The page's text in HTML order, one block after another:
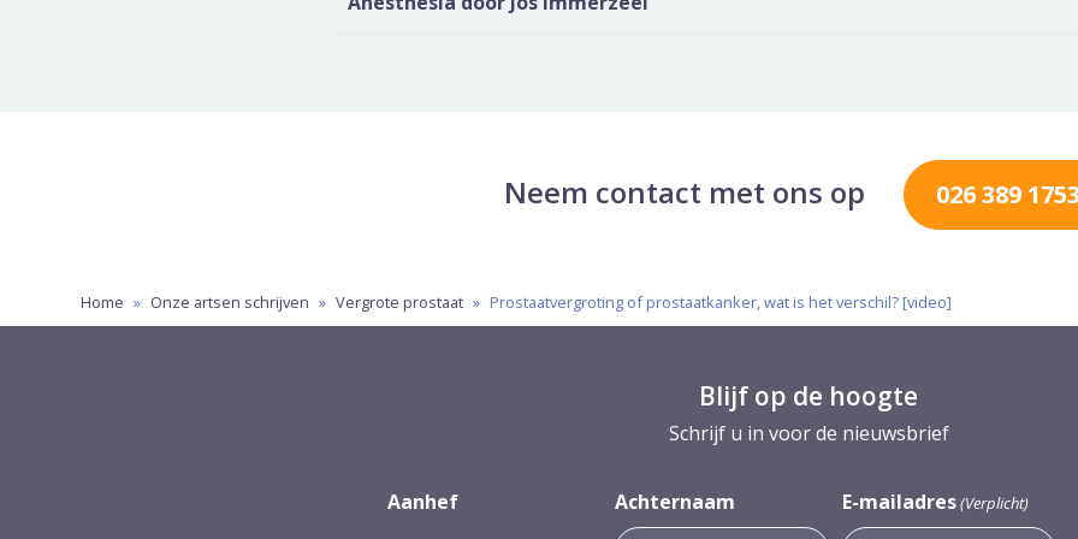
Neem contact met ons op 026 389
Home » Onze artsen schrijven » Vergrote prostaat » Prostaatvergroting of prostaatkanker, wat is het verschil? [video]
Blijf op de hoogte
Schrijf u in voor de nieuwsbrief
Aanhef Achternaam E-mailadres(Verplicht)